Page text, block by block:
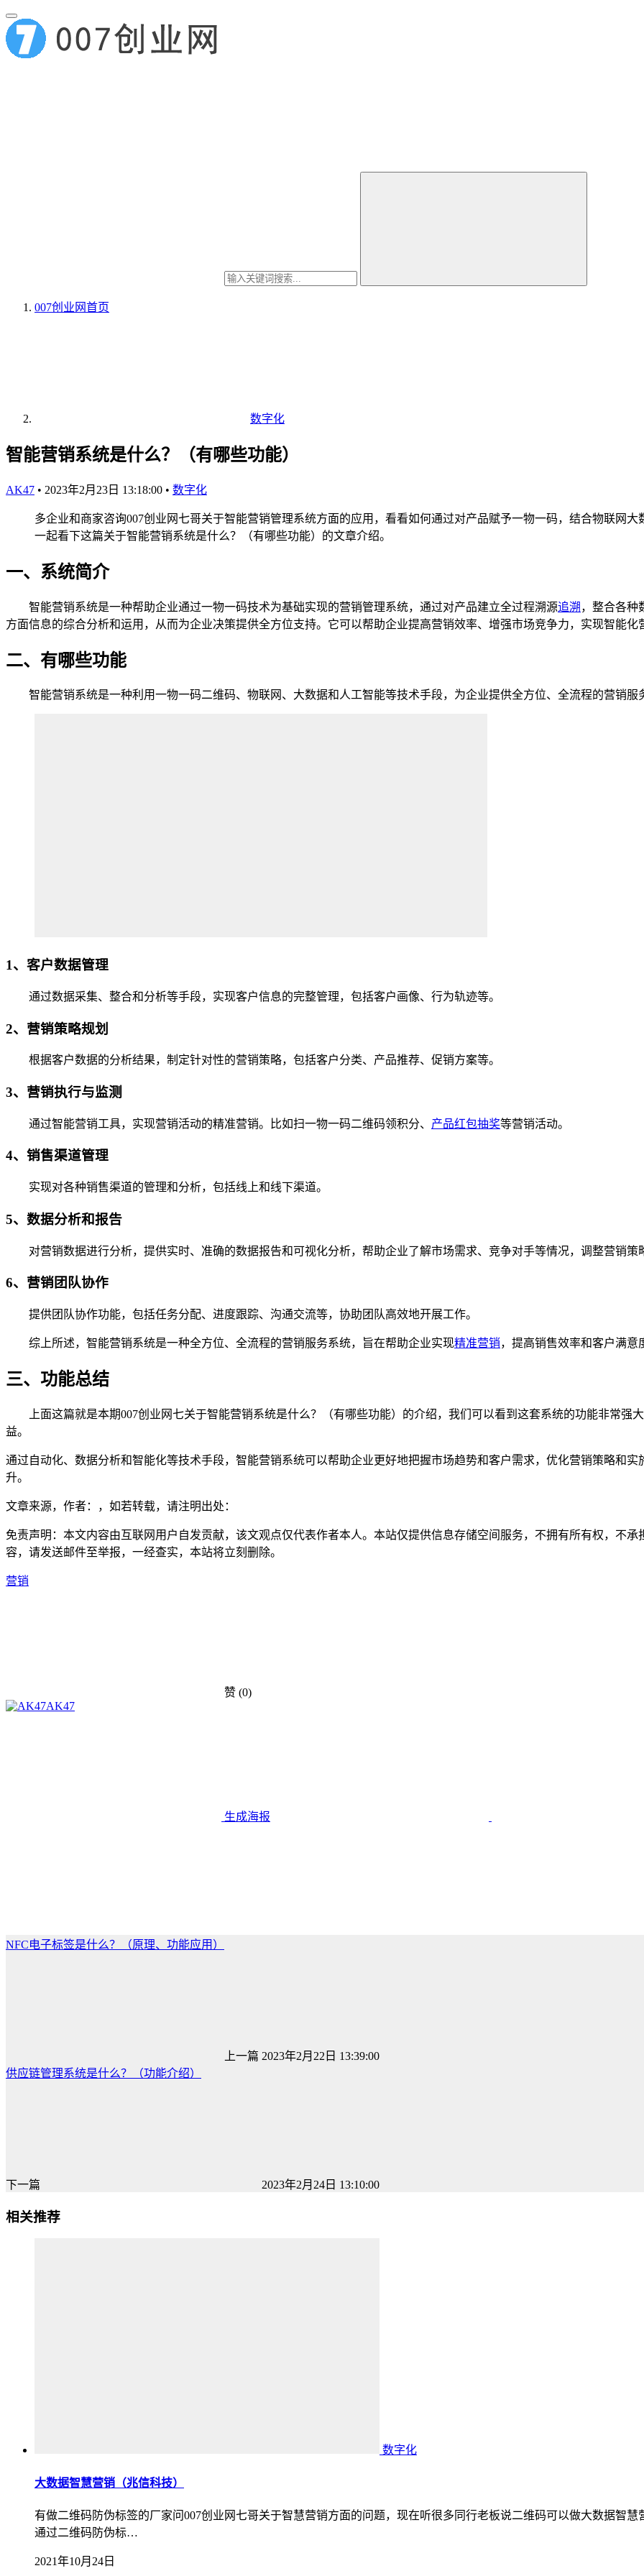
007创业网首页
数字化
智能营销系统是什么？（有哪些功能）
AK47 • 2023年2月23日 13:18:00 • 数字化
多企业和商家咨询007创业网七哥关于智能营销管理系统方面的应用，看看如何通过对产品赋予一物一码，结合物联网
一起看下这篇关于智能营销系统是什么？（有哪些功能）的文章介绍。
一、系统简介
智能营销系统是一种帮助企业通过一物一码技术为基础实现的营销管理系统，通过对产品建立全过程溯源追溯 ，整合各种
方面信息的综合分析和运用，从而为企业决策提供全方位支持。它可以帮助企业提高营销效率、增强市场竞争力，实现智能化
二、有哪些功能
智能营销系统是一种利用一物一码二维码、物联网、大数据和人工智能等技术手段，为企业提供全方位、全流程的营销服
1、客户数据管理
通过数据采集、整合和分析等手段，实现客户信息的完整管理，包括客户画像、行为轨迹等。
2、营销策略规划
根据客户数据的分析结果，制定针对性的营销策略，包括客户分类、产品推荐、促销方案等。
3、营销执行与监测
通过智能营销工具，实现营销活动的精准营销。比如扫一物一码二维码领积分、 产品红包抽奖等营销活动。
4、销售渠道管理
实现对各种销售渠道的管理和分析，包括线上和线下渠道。
5、数据分析和报告
对营销数据进行分析，提供实时、准确的数据报告和可视化分析，帮助企业了解市场需求、竞争对手等情况，调整营销策
6、营销团队协作
提供团队协作功能，包括任务分配、进度跟踪、沟通交流等，协助团队高效地开展工作。
综上所述，智能营销系统是一种全方位、全流程的营销服务系统，旨在帮助企业实现精准营销，提高销售效率和客户满意
三、功能总结
上面这篇就是本期007创业网七关于智能营销系统是什么？（有哪些功能）的介绍，我们可以看到这套系统的功能非常强
益。
通过自动化、数据分析和智能化等技术手段，智能营销系统可以帮助企业更好地把握市场趋势和客户需求，优化营销策略和
升。
文章来源，作者：，如若转载，请注明出处：
免责声明：本文内容由互联网用户自发贡献，该文观点仅代表作者本人。本站仅提供信息存储空间服务，不拥有所有权，不
容，请发送邮件至举报，一经查实，本站将立刻删除。
营销
赞 (0)
AK47
生成海报
NFC电子标签是什么？（原理、功能应用）
上一篇 2023年2月22日 13:39:00
供应链管理系统是什么？（功能介绍）
下一篇 2023年2月24日 13:10:00
相关推荐
数字化
大数据智慧营销（兆信科技）
有做二维码防伪标签的厂家问007创业网七哥关于智慧营销方面的问题，现在听很多同行老板说二维码可以做大数据智
通过二维码防伪标…
2021年10月24日